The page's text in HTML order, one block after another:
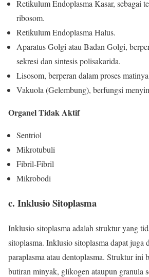
Retikulum Endoplasma Kasar, sebagai
ribosom.
Retikulum Endoplasma Halus.
Aparatus Golgi atau Badan Golgi,
sekresi dan sintesis polisakarida.
Lisosom, berperan dalam proses
Vakuola (Gelembung), berfungsi
Organel Tidak Aktif
Sentriol
Mikrotubuli
Fibril-Fibril
Mikrobodi
c. Inklusio Sitoplasma
Inklusio sitoplasma adalah struktur yang
sitoplasma. Inklusio sitoplasma dapat juga
paraplasma atau dentoplasma. Struktur ini
butiran minyak, glikogen ataupun granula